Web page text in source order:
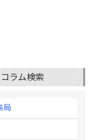
ラム検索
局